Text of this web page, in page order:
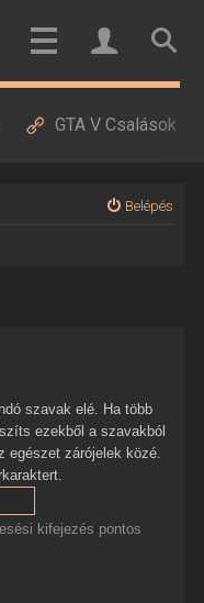
GTA V Csalások
Belépés
több
ezekből a szavakból
egészet zárójelek közé.
kifejezés pontos